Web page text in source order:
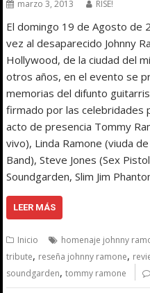
marzo 3, 2013 RISE!
El domingo 19 de Agosto de
vez al desaparecido Johnny
Hollywood, de la ciudad del
otros años, en el evento se
memorias del difunto
firmado por las celebridades
acto de presencia Tommy
vivo), Linda Ramone (viuda
Band), Steve Jones (Sex
Soundgarden, Slim Jim
LEER MÁS
Inicio homenaje johnny
tribute, reseña johnny ramone,
soundgarden,tommy ramone